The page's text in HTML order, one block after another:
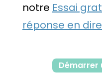
notre Essai
réponse en
Démarrer